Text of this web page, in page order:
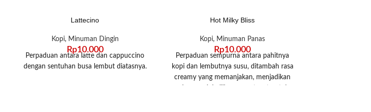
Lattecino
Kopi, Minuman Dingin
Rp10.000
Perpaduan antara latte dan cappuccino
dengan sentuhan busa lembut diatasnya.
Hot Milky Bliss
Kopi, Minuman Panas
Rp10.000
Perpaduan sempurna antara pahitnya
kopi dan lembutnya susu, ditambah rasa
creamy yang memanjakan, menjadikan